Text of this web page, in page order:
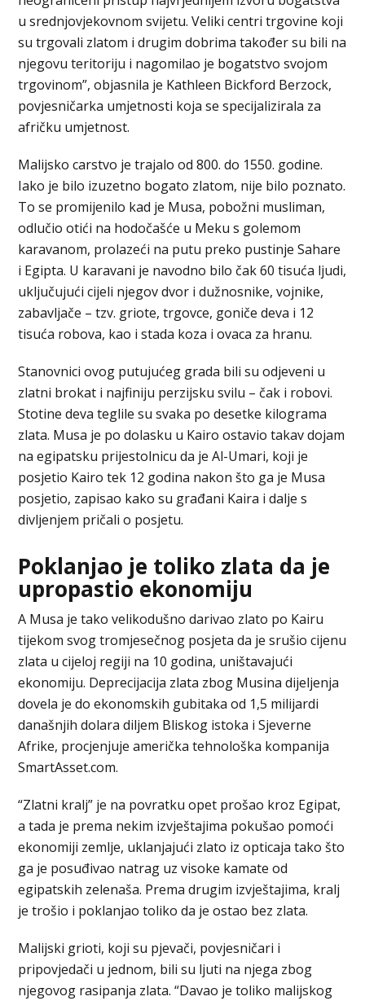
u srednjovjekovnom svijetu. Veliki centri trgovine koji
su trgovali zlatom i drugim dobrima također su bili na
njegovu teritoriju i nagomilao je bogatstvo svojom
trgovinom”, objasnila je Kathleen Bickford Berzock,
povjesničarka umjetnosti koja se specijalizirala za
afričku umjetnost.
Malijsko carstvo je trajalo od 800. do 1550. godine.
Iako je bilo izuzetno bogato zlatom, nije bilo poznato.
To se promijenilo kad je Musa, pobožni musliman,
odlučio otići na hodočašće u Meku s golemom
karavanom, prolazeći na putu preko pustinje Sahare
i Egipta. U karavani je navodno bilo čak 60 tisuća ljudi,
uključujući cijeli njegov dvor i dužnosnike, vojnike,
zabavljače – tzv. griote, trgovce, goniče deva i 12
tisuća robova, kao i stada koza i ovaca za hranu.
Stanovnici ovog putujućeg grada bili su odjeveni u
zlatni brokat i najfiniju perzijsku svilu – čak i robovi.
Stotine deva teglile su svaka po desetke kilograma
zlata. Musa je po dolasku u Kairo ostavio takav dojam
na egipatsku prijestolnicu da je Al-Umari, koji je
posjetio Kairo tek 12 godina nakon što ga je Musa
posjetio, zapisao kako su građani Kaira i dalje s
divljenjem pričali o posjetu.
Poklanjao je toliko zlata da je
upropastio ekonomiju
A Musa je tako velikodušno darivao zlato po Kairu
tijekom svog tromjesečnog posjeta da je srušio cijenu
zlata u cijeloj regiji na 10 godina, uništavajući
ekonomiju. Deprecijacija zlata zbog Musina dijeljenja
dovela je do ekonomskih gubitaka od 1,5 milijardi
današnjih dolara diljem Bliskog istoka i Sjeverne
Afrike, procjenjuje američka tehnološka kompanija
SmartAsset.com.
“Zlatni kralj” je na povratku opet prošao kroz Egipat,
a tada je prema nekim izvještajima pokušao pomoći
ekonomiji zemlje, uklanjajući zlato iz opticaja tako što
ga je posuđivao natrag uz visoke kamate od
egipatskih zelenaša. Prema drugim izvještajima, kralj
je trošio i poklanjao toliko da je ostao bez zlata.
Malijski grioti, koji su pjevači, povjesničari i
pripovjedači u jednom, bili su ljuti na njega zbog
njegovog rasipanja zlata. “Davao je toliko malijskog